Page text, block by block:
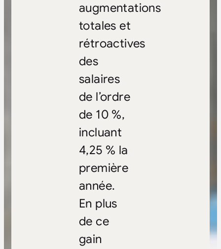
augmentations
totales et
rétroactives
des
salaires
de l’ordre
de 10 %,
incluant
4,25 % la
première
année.
En plus
de ce
gain